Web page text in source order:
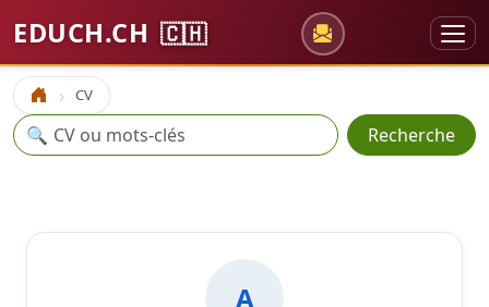
EDUCH.CH 🇨🇭
Accueil CV
Recherche
🔍 Recherche
A